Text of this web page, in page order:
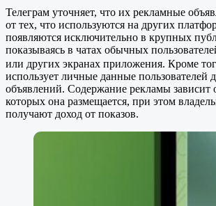
Телеграм уточняет, что их рекламные
от тех, что используются на других
появляются исключительно в крупных
показываясь в чатах обычных
или других экранах приложения. Кроме
использует личные данные пользователей
объявлений. Содержание рекламы зависит
которых она размещается, при этом
получают доход от показов.